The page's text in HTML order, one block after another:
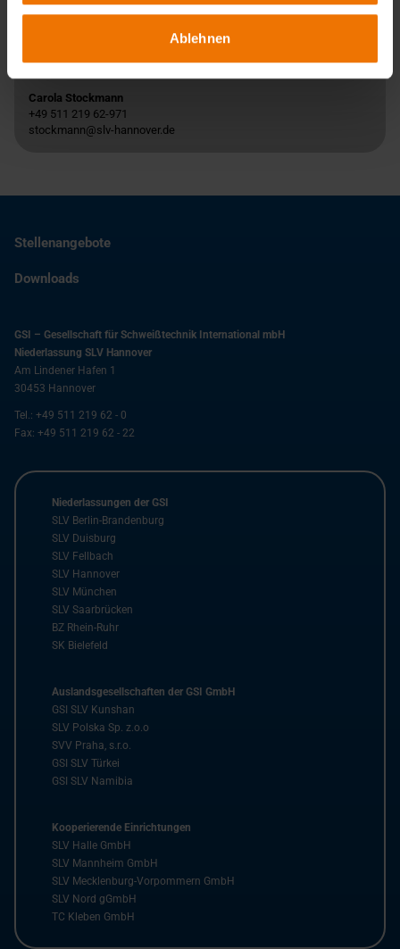
Ablehnen
Ansprechpartner
Carola Stockmann
+49 511 219 62-971
stockmann@slv-hannover.de
Stellenangebote
Downloads
GSI – Gesellschaft für Schweißtechnik International mbH
Niederlassung SLV Hannover
Am Lindener Hafen 1
30453 Hannover
Tel.: +49 511 219 62 - 0
Fax: +49 511 219 62 - 22
Niederlassungen der GSI
SLV Berlin-Brandenburg
SLV Duisburg
SLV Fellbach
SLV Hannover
SLV München
SLV Saarbrücken
BZ Rhein-Ruhr
SK Bielefeld
Auslandsgesellschaften der GSI GmbH
GSI SLV Kunshan
SLV Polska Sp. z.o.o
SVV Praha, s.r.o.
GSI SLV Türkei
GSI SLV Namibia
Kooperierende Einrichtungen
SLV Halle GmbH
SLV Mannheim GmbH
SLV Mecklenburg-Vorpommern GmbH
SLV Nord gGmbH
TC Kleben GmbH